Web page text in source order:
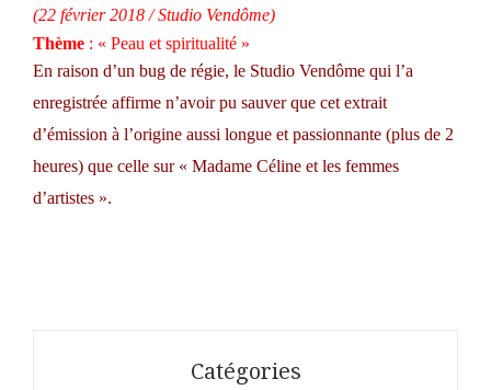
(22 février 2018 / Studio Vendôme)
Thème : « Peau et spiritualité »
En raison d’un bug de régie, le Studio Vendôme qui l’a
enregistrée affirme n’avoir pu sauver que cet extrait
d’émission à l’origine aussi longue et passionnante (plus de 2
heures) que celle sur « Madame Céline et les femmes
d’artistes ».
Catégories